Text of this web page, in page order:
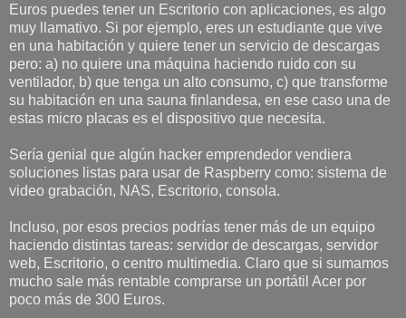
Euros puedes tener un Escritorio con aplicaciones, es algo
muy llamativo. Si por ejemplo, eres un estudiante que vive
en una habitación y quiere tener un servicio de descargas
pero: a) no quiere una máquina haciendo ruido con su
ventilador, b) que tenga un alto consumo, c) que transforme
su habitación en una sauna finlandesa, en ese caso una de
estas micro placas es el dispositivo que necesita.
Sería genial que algún hacker emprendedor vendiera
soluciones listas para usar de Raspberry como: sistema de
video grabación, NAS, Escritorio, consola.
Incluso, por esos precios podrías tener más de un equipo
haciendo distintas tareas: servidor de descargas, servidor
web, Escritorio, o centro multimedia. Claro que si sumamos
mucho sale más rentable comprarse un portátil Acer por
poco más de 300 Euros.